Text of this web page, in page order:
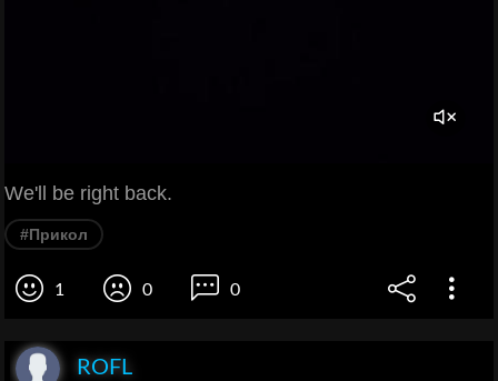
We'll be right back.
#Прикол
1 0 0
ROFL